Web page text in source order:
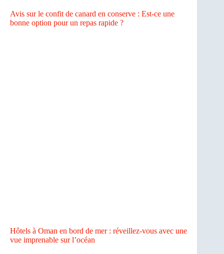
Avis sur le confit de canard en conserve : Est-ce une
bonne option pour un repas rapide ?
Hôtels à Oman en bord de mer : réveillez-vous avec une
vue imprenable sur l’océan